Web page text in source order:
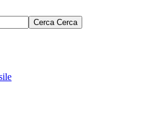
Cerca Cerca